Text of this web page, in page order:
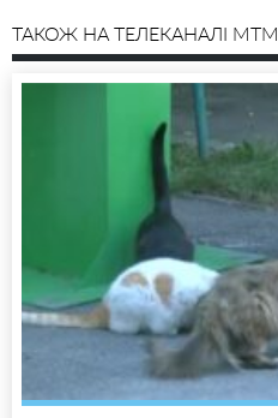
ТАКОЖ НА ТЕЛЕКАНАЛІ MTM